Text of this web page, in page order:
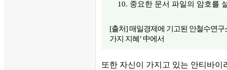
중요한 문서 파일의 암호를
[출처] 매일경제에 기고된 안철수연구
가지 지혜’ 中에서
또한 자신이 가지고 있는 안티바